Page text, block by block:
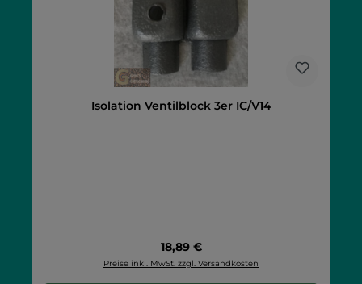
Isolation Ventilblock 3er IC/V14
Regulärer Preis:
18,89 €
Preise inkl. MwSt. zzgl. Versandkosten